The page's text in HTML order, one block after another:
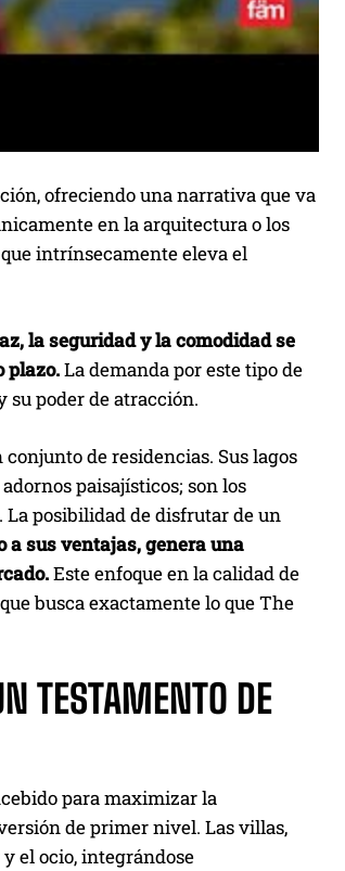
ofreciendo una narrativa que va
en la arquitectura o los
intrínsecamente eleva el
la seguridad y la comodidad se
plazo.La demanda por este tipo de
su poder de atracción.
de residencias. Sus lagos
paisajísticos; son los
posibilidad de disfrutar de un
a sus ventajas, genera una
Este enfoque en la calidad de
busca exactamente lo que The
TESTAMENTO DE
para maximizar la
de primer nivel. Las villas,
el ocio, integrándose